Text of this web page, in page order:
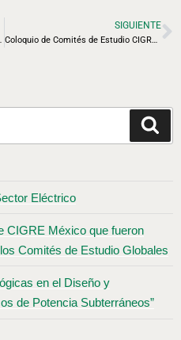
la Red Eléctrica“
SIGUIENTE
Coloquio de Comités de Estudio CIGRE México – 13 Noviembre
Eléctrico
CIGRE México que fueron
Comités de Estudio Globales
en el Diseño y
de Potencia Subterráneos”